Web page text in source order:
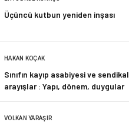
Üçüncü kutbun yeniden inşası
HAKAN KOÇAK
Sınıfın kayıp asabiyesi ve sendikal
arayışlar : Yapı, dönem, duygular
VOLKAN YARAŞIR